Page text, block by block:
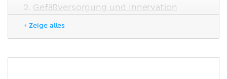
Gefäßversorgung und Innervation
+ Zeige alles